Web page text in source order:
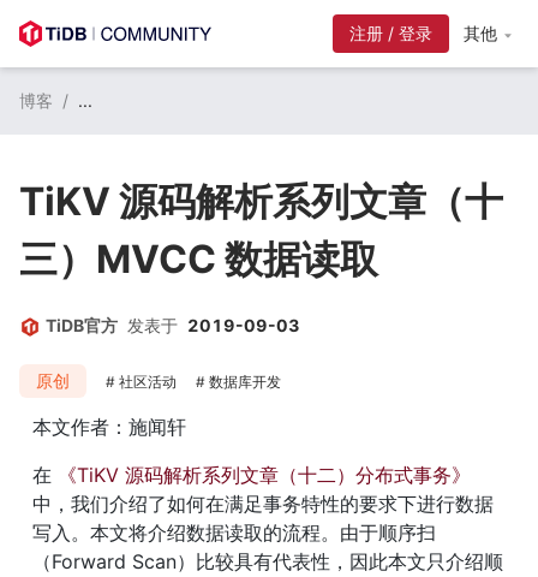
注册 / 登录 其他
博客 / ...
TiKV 源码解析系列文章（十
三）MVCC 数据读取
TiDB官方 发表于 2019-09-03
原创 社区活动 数据库开发
本文作者：施闻轩
在
《TiKV 源码解析系列文章（十二）分布式事务》
中，我们介绍了如何在满足事务特性的要求下进行数据
写入。本文将介绍数据读取的流程。由于顺序扫
（Forward Scan）比较具有代表性，因此本文只介绍顺